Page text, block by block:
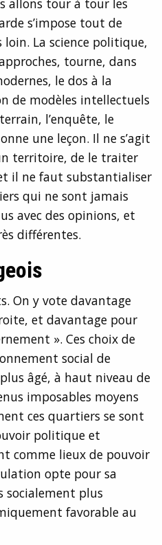
allons tour à tour les
s’impose tout de
loin. La science politique,
tourne, dans
le dos à la
de modèles intellectuels
l’enquête, le
une leçon. Il ne s’agit
territoire, de le traiter
il ne faut substantialiser
qui ne sont jamais
avec des opinions, et
différentes.
On y vote davantage
et davantage pour
». Ces choix de
social de
âgé, à haut niveau de
imposables moyens
ces quartiers se sont
politique et
comme lieux de pouvoir
opte pour sa
socialement plus
favorable au